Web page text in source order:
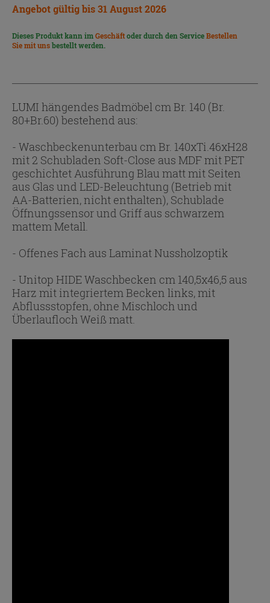
Angebot gültig bis 31 August 2026
Dieses Produkt kann imGeschäftoder durch den ServiceBestellen
Sie mit unsbestellt werden.
LUMI hängendes Badmöbel cm Br. 140 (Br.
80+Br.60) bestehend aus:
- Waschbeckenunterbau cm Br. 140xTi.46xH28
mit 2 Schubladen Soft-Close aus MDF mit PET
geschichtet Ausführung Blau matt mit Seiten
aus Glas und LED-Beleuchtung (Betrieb mit
AA-Batterien, nicht enthalten), Schublade
Öffnungssensor und Griff aus schwarzem
mattem Metall.
- Offenes Fach aus Laminat Nussholzoptik
- Unitop HIDE Waschbecken cm 140,5x46,5 aus
Harz mit integriertem Becken links, mit
Abflussstopfen, ohne Mischloch und
Überlaufloch Weiß matt.